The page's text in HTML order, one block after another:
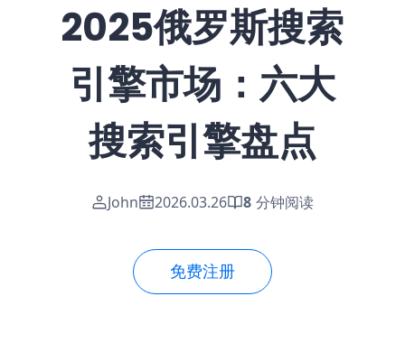
2025俄罗斯搜索
引擎市场：六大
搜索引擎盘点
John 2026.03.26 8 分钟阅读
免费注册